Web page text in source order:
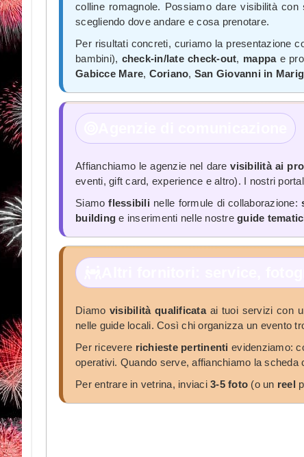
colline romagnole. Possiamo dare visibilità con
scegliendo dove andare e cosa prenotare.
Per risultati concreti, curiamo la presentazione
bambini), check-in/late check-out, mappae
Gabicce Mare, Coriano, San Giovanni in
Affianchiamo le agenzie nel darevisibilità ai
eventi, gift card, experience e altro). I nostri
Siamoflessibili nelle formule di collaborazione:
building e inserimenti nelle nostre guide
Diamo visibilità qualificataai tuoi servizi con
nelle guide locali. Così chi organizza un evento
Per ricevere richieste pertinenti evidenziamo:
operativi. Quando serve, affianchiamo la scheda
Per entrare in vetrina, inviaci 3-5 foto (o un reel